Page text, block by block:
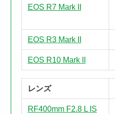
EOS R7 Mark II
EOS R3 Mark II
EOS R10 Mark II
レンズ
RF400mm F2.8 L IS